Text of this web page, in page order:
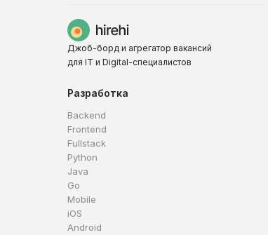
Джоб-борд и агрегатор вакансий
для IT и Digital-специалистов
Разработка
Backend
Frontend
Fullstack
Python
Java
Go
Mobile
iOS
Android